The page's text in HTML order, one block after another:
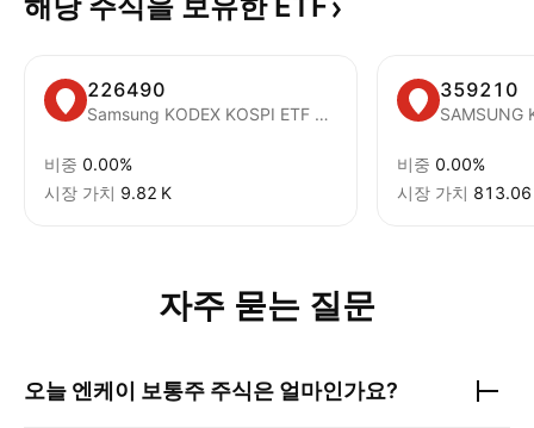
226490
Samsung KODEX KOSPI ETF Units
비중 0.00%
시장 가치 ‪9.82 K‬
359210
비중 0.00%
시장 가치 813.06
자주 묻는 질문
오늘 엔케이 보통주 주식은 얼마인가요?